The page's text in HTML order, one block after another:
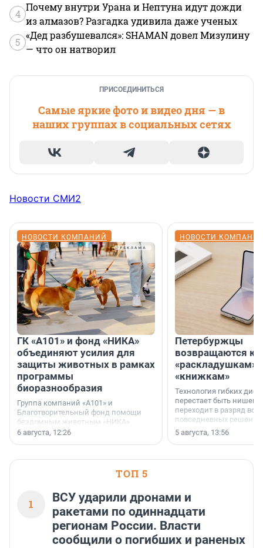
4
Почему внутри Урана и Нептуна идут дожди
из алмазов? Разгадка удивила даже ученых
5
«Дед разбушевался»: SHAMAN довел Мизулину
— что он натворил
ПРИСОЕДИНИТЬСЯ
Самые яркие фото и видео дня — в
наших группах в социальных сетях
Новости СМИ2
НОВОСТИ КОМПАНИЙ
ГК «А101» и фонд «НИКА»
объединяют усилия для
защиты животных в рамках
программы
биоразнообразия
Группа компаний «А101» и
Благотворительный фонд помощи
бездомным животным «НИКА»
заключили соглашение о
6 августа, 12:26
НОВОСТИ
Петербуржцы
возвращаются к
«раскладушкам»
«книжкам»
Технология гибких
перестает быть
переходит в разряд
повседневных
5 августа, 13:56
ТОП 5
1
ВСУ ударили дронами и
ракетами по одиннадцати
регионам России. Власти
сообщили о погибших и раненых